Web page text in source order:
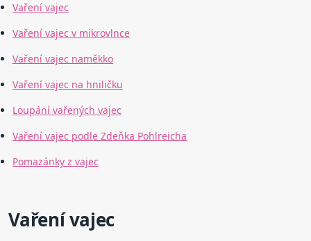
Vaření vajec
Vaření vajec v mikrovlnce
Vaření vajec naměkko
Vaření vajec na hniličku
Loupání vařených vajec
Vaření vajec podle Zdeňka Pohlreicha
Pomazánky z vajec
Vaření vajec